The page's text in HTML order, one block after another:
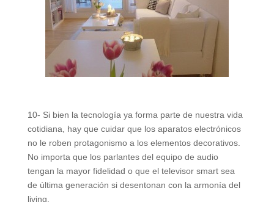
10- Si bien la tecnología ya forma parte de nuestra vida
cotidiana, hay que cuidar que los aparatos electrónicos
no le roben protagonismo a los elementos decorativos.
No importa que los parlantes del equipo de audio
tengan la mayor fidelidad o que el televisor smart sea
de última generación si desentonan con la armonía del
living.